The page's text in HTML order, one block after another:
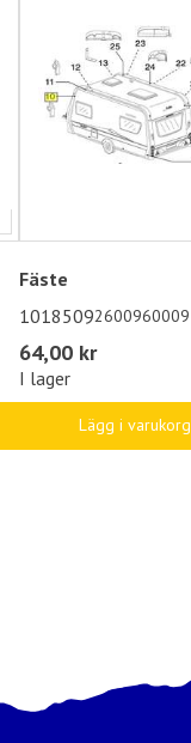
Fäste
10185092600960009
64,00 kr
I lager
Lägg i varukorg